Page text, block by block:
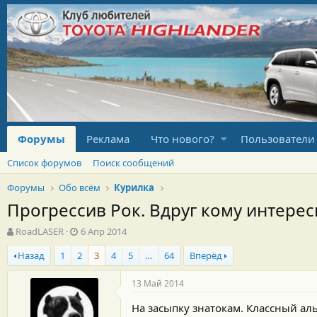
Форумы Реклама Что нового? Пользователи
Список форумов
Поиск сообщений
Форумы
Обо всём Курилка
Прогрессив Рок. Вдруг кому
А
в
т
о
RoadLASER
Д
а
т
а
н
а
ч
6 Апр 2014
Назад
1 2 3 4 5 … 64 Вперёд
13 Май 2014
На засыпку знатокам. Классный